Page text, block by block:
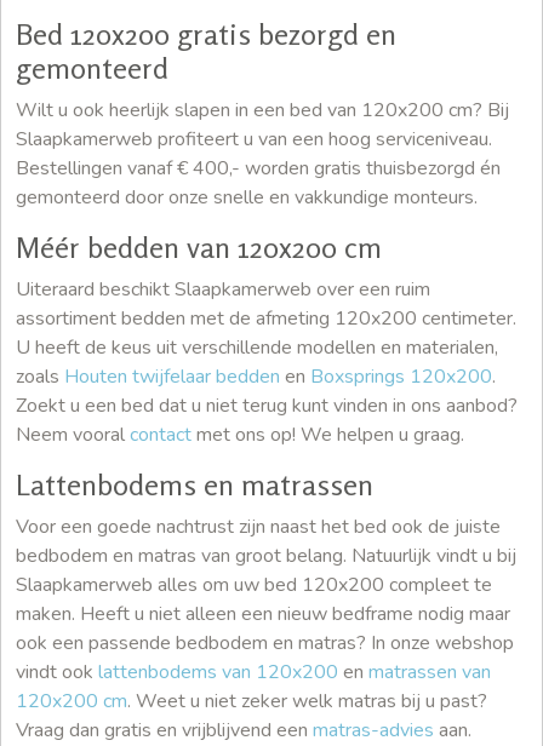
Bed 120x200 gratis bezorgd en
gemonteerd
Wilt u ook heerlijk slapen in een bed van 120x200 cm? Bij
Slaapkamerweb profiteert u van een hoog serviceniveau.
Bestellingen vanaf € 400,- worden gratis thuisbezorgd én
gemonteerd door onze snelle en vakkundige monteurs.
Méér bedden van 120x200 cm
Uiteraard beschikt Slaapkamerweb over een ruim
assortiment bedden met de afmeting 120x200 centimeter.
U heeft de keus uit verschillende modellen en materialen,
zoals Houten twijfelaar bedden en Boxsprings 120x200.
Zoekt u een bed dat u niet terug kunt vinden in ons aanbod?
Neem vooralcontactmet ons op! We helpen u graag.
Lattenbodems en matrassen
Voor een goede nachtrust zijn naast het bed ook de juiste
bedbodem en matras van groot belang. Natuurlijk vindt u bij
Slaapkamerweb alles om uw bed 120x200 compleet te
maken. Heeft u niet alleen een nieuw bedframe nodig maar
ook een passende bedbodem en matras? In onze webshop
vindt ook lattenbodems van 120x200 en matrassen van
120x200 cm. Weet u niet zeker welk matras bij u past?
Vraag dan gratis en vrijblijvend een matras-advies aan.